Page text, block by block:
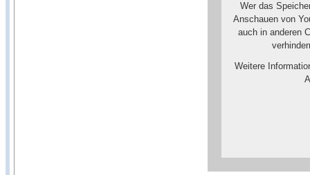
Wer das
Anschauen von
auch in anderen
Weitere